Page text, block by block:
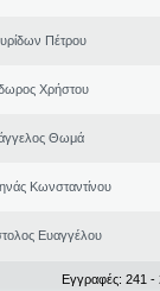
Πέτρου
Χρήστου
Θωμά
Κωνσταντίνου
Ευαγγέλου
Εγγραφές: 241 -